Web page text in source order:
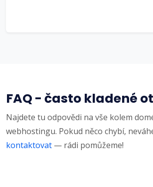
FAQ - často kladené
Najdete tu odpovědi na vše kolem
webhostingu. Pokud něco chybí,
kontaktovat — rádi pomůžeme!